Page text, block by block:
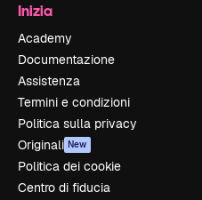
Inizia
Academy
Documentazione
Assistenza
Termini e condizioni
Politica sulla privacy
Originali New
Politica dei cookie
Centro di fiducia